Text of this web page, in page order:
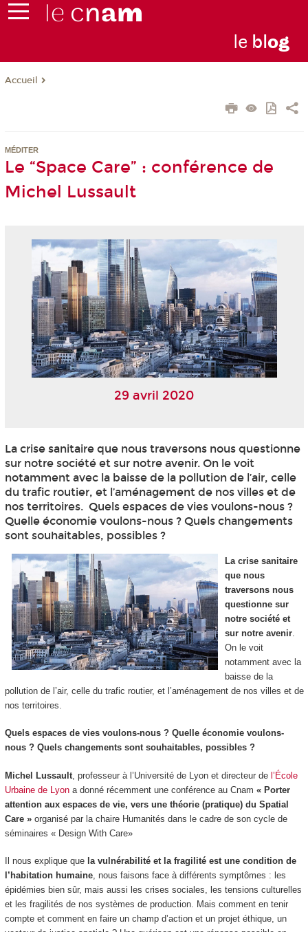
le blog
Accueil
MÉDITER
Le “Space Care” : conférence de
Michel Lussault
29 avril 2020
La crise sanitaire que nous traversons nous questionne
sur notre société et sur notre avenir. On le voit
notamment avec la baisse de la pollution de l’air, celle
du trafic routier, et l’aménagement de nos villes et de
nos territoires. Quels espaces de vies voulons-nous ?
Quelle économie voulons-nous ? Quels changements
sont souhaitables, possibles ?
La crise sanitaire
que nous
traversons nous
questionne sur
notre société et
sur notre avenir.
On le voit
notamment avec la
baisse de la
pollution de l’air, celle du trafic routier, et l’aménagement de nos villes et de
nos territoires.
Quels espaces de vies voulons-nous ? Quelle économie voulons-
nous ? Quels changements sont souhaitables, possibles ?
Michel Lussault, professeur à l’Université de Lyon et directeur del’École
Urbaine de Lyon a donné récemment une conférence au Cnam « Porter
attention aux espaces de vie, vers une théorie (pratique) du Spatial
Care »organisé par la chaire Humanités dans le cadre de son cycle de
séminaires « Design With Care»
Il nous explique quela vulnérabilité et la fragilité est une condition de
l’habitation humaine, nous faisons face à différents symptômes : les
épidémies bien sûr, mais aussi les crises sociales, les tensions culturelles
et les fragilités de nos systèmes de production. Mais comment en tenir
compte et comment en faire un champ d’action et un projet éthique, un